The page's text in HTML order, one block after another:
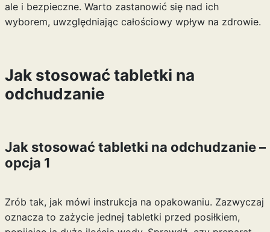
ale i bezpieczne. Warto zastanowić się nad ich
wyborem, uwzględniając całościowy wpływ na zdrowie.
Jak stosować tabletki na
odchudzanie
Jak stosować tabletki na odchudzanie –
opcja 1
Zrób tak, jak mówi instrukcja na opakowaniu. Zazwyczaj
oznacza to zażycie jednej tabletki przed posiłkiem,